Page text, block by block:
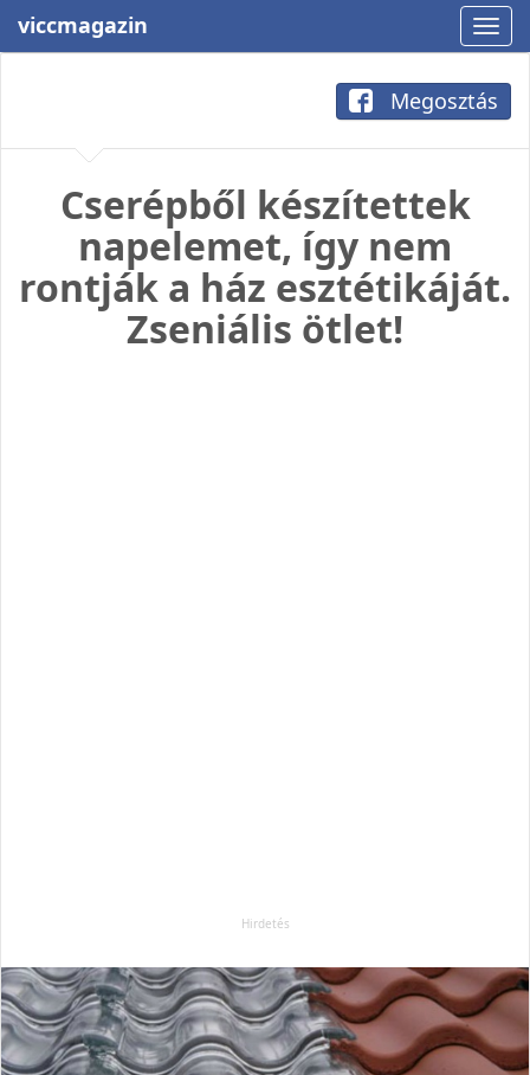
viccmagazin
Megosztás
Cserépből készítettek
napelemet, így nem
rontják a ház esztétikáját.
Zseniális ötlet!